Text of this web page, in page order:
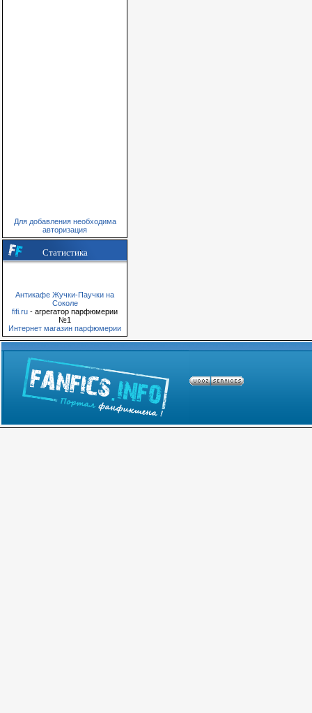
Для добавления необходима
авторизация
Статистика
Антикафе Жучки-Паучки на
Соколе
fifi.ru - агрегатор парфюмерии
№1
Интернет магазин парфюмерии